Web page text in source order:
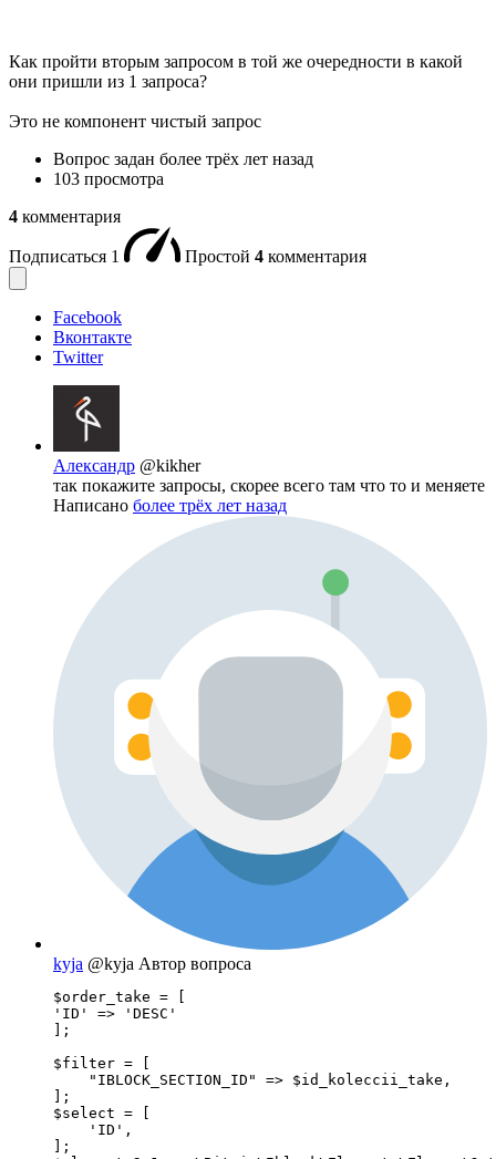
Как пройти вторым запросом в той же очередности в какой
они пришли из 1 запроса?
Это не компонент чистый запрос
Вопрос задан более трёх лет назад
103 просмотра
4 комментария
Подписаться 1 Простой 4 комментария
Facebook
Вконтакте
Twitter
Александр @kikher
так покажите запросы, скорее всего там что то и меняете
Написано более трёх лет назад
kyja @kyja Автор вопроса
$order_take = [
'ID' => 'DESC'
];
$filter = [
    "IBLOCK_SECTION_ID" => $id_koleccii_take,
];
$select = [
    'ID',
];